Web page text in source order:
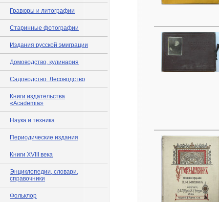
Гравюры и литографии
Старинные фотографии
Издания русской эмиграции
Домоводство, кулинария
Садоводство. Лесоводство
Книги издательства
«Academia»
Наука и техника
Периодические издания
Книги XVIII века
Энциклопедии, словари,
справочники
Фольклор